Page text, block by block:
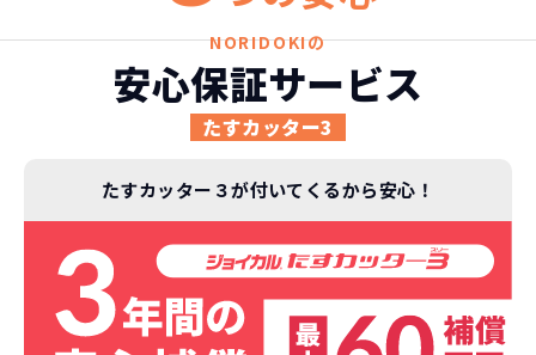
ジョイカルジャパンが今まで培ってきた
日本全国・世界中の流通ネットワークと
ノウハウを集約することでこの「超高残
価設定」を実現しました。
また特定の車両に絞ることによりこの価
格設定が可能となりました。
ライフスタイルに合わせたお車の選択が
できます。急な引っ越し、転勤、家族が増
えるなど。その時その時の状況に合わせ
た車を選べるっていいとおもいません
か？
これらの費用がコミコミの料金です。
継続的にかかる費用が
コミコミ
NORIDOKIの
安心保証サービス
たすカッター3
たすカッター３が付いてくるから安心！